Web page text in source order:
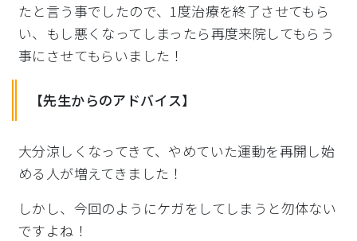
たと言う事でしたので、1度治療を終了させてもら
い、 もし悪くなってしまったら再度来院してもらう
事にさせてもらいま した！
【先生からのアドバイス】
大分涼しくなってきて、 やめていた運動を再開し始
める人が増えてきました！
しかし、今回のようにケガをしてしまうと勿体ない
ですよね！